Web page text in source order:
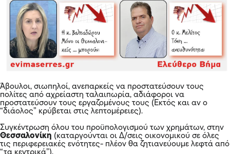
Άβουλοι, σιωπηλοί, ανεπαρκείς να προστατεύσουν τους
πολίτες από αχρείαστη ταλαιπωρία, αδιάφοροι να
προστατεύσουν τους εργαζομένους τους (Εκτός και αν ο
“διάολος” κρύβεται στις λεπτομέρειες).
Συγκέντρωση όλου του προϋπολογισμού των χρημάτων, στην
Θεσσαλονίκη (καταργούνται οι Δ/σεις οικονομικού σε όλες
τις περιφερειακές ενότητες- πλέον θα ζητιανεύουμε λεφτά από
“τα κεντρικά”).